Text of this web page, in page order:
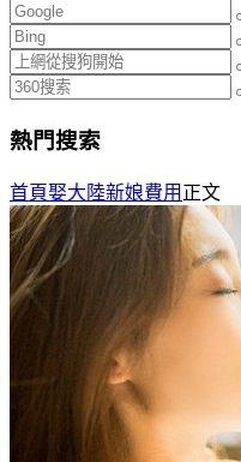
熱門搜索
首頁娶大陸新娘費用 正文